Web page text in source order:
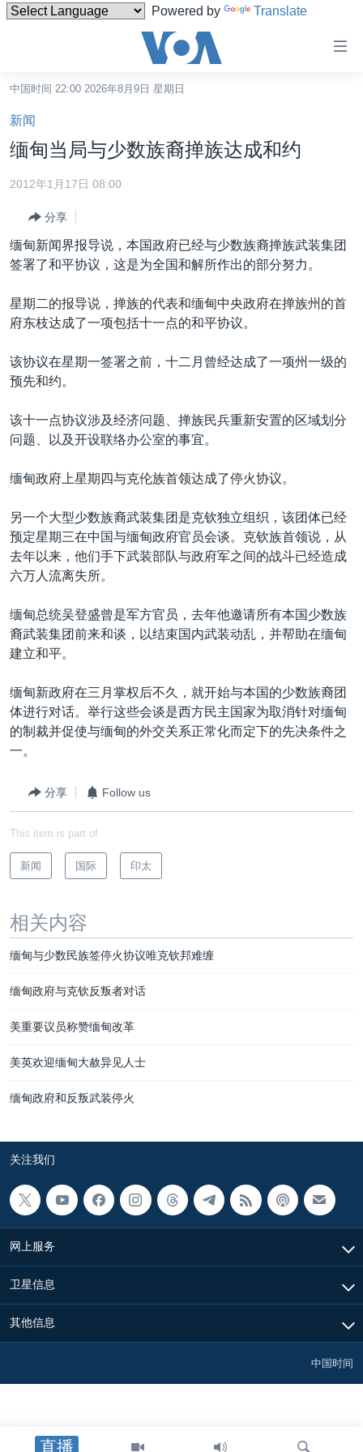
Powered by Translate
碍
链
接
跳
转
容
到
导
跳
转
检
索
港澳
国际
印太
欧洲
美洲
经济·金融·贸易
科教·文娱·体健
劳工
美中关系
白宫要闻
美中关系
埃博拉疫情
美国之音专访
重要讲话与声明
台海两岸关系
关注西藏
关注新疆
GEN Z 看美国
VOA视频
中文广播
关注我们
其他语言网站
直播
中国时间 22:00 2026年8月9日 星期日
新闻
缅甸当局与少数族裔掸族达成和约
2012年1月17日 08:00
分享
缅甸新闻界报导说，本国政府已经与少数族裔掸族武装集团
签署了和平协议，这是为全国和解所作出的部分努力。
星期二的报导说，掸族的代表和缅甸中央政府在掸族州的首
府东枝达成了一项包括十一点的和平协议。
该协议在星期一签署之前，十二月曾经达成了一项州一级的
预先和约。
该十一点协议涉及经济问题、掸族民兵重新安置的区域划分
问题、以及开设联络办公室的事宜。
缅甸政府上星期四与克伦族首领达成了停火协议。
另一个大型少数族裔武装集团是克钦独立组织，该团体已经
预定星期三在中国与缅甸政府官员会谈。克钦族首领说，从
去年以来，他们手下武装部队与政府军之间的战斗已经造成
六万人流离失所。
缅甸总统吴登盛曾是军方官员，去年他邀请所有本国少数族
裔武装集团前来和谈，以结束国内武装动乱，并帮助在缅甸
建立和平。
缅甸新政府在三月掌权后不久，就开始与本国的少数族裔团
体进行对话。举行这些会谈是西方民主国家为取消针对缅甸
的制裁并促使与缅甸的外交关系正常化而定下的先决条件之
一。
分享 Follow us
This item is part of
新闻 国际 印太
相关内容
缅甸与少数民族签停火协议唯克钦邦难缠
缅甸政府与克钦反叛者对话
美重要议员称赞缅甸改革
美英欢迎缅甸大赦异见人士
缅甸政府和反叛武装停火
关注我们
网上服务
卫星信息
其他信息
中国时间